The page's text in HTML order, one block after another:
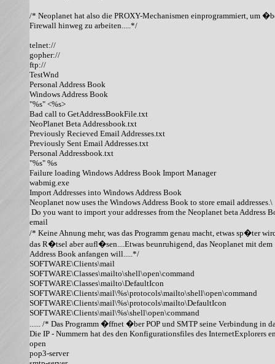
/* Neoplanet hat also die PROXY-Mechanismen einprogrammiert, um
Firewall hinweg zu arbeiten.....*/
telnet://
gopher://
ftp://
TestWnd
Personal Address Book
Windows Address Book
"%s" <%s>
Bad call to GetAddressBookFile.txt
NeoPlanet Beta Addressbook.txt
Previously Recieved Email Addresses.txt
Previously Sent Email Addresses.txt
Personal Addressbook.txt
"%s" %s
Failure loading Windows Address Book Import Manager
wabmig.exe
Import Addresses into Windows Address Book
Neoplanet now uses the Windows Address Book to store email addresses.\
Do you want to import your addresses from the Neoplanet beta Address
email
/* Keine Ahnung mehr, was das Programm genau macht, etwas sp�ter
das R�tsel aber aufl�sen....Etwas beunruhigend, das Neoplanet mit dem
Address Book anfangen will.....*/
SOFTWARE\Clients\mail
SOFTWARE\Classes\mailto\shell\open\command
SOFTWARE\Classes\mailto\DefaultIcon
SOFTWARE\Clients\mail\%s\protocols\mailto\shell\open\command
SOFTWARE\Clients\mail\%s\protocols\mailto\DefaultIcon
SOFTWARE\Clients\mail\%s\shell\open\command
...... /* Das Programm �ffnet �ber POP und SMTP seine Verbindung in
Die IP - Nummern hat des den Konfigurationsfiles des InternetExplorers
open
pop3-server